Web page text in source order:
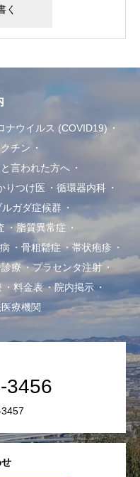
ナウイルス (COVID19)
チン
言われた方へ
りつけ医
循環器内科
ルガダ症候群
脂質異常症
骨粗鬆症
帯状疱疹
療
プラセンタ注射
料金表
院内掲示
療機関
3456